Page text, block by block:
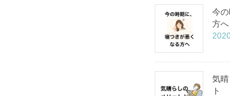
今
方へ
気
ト